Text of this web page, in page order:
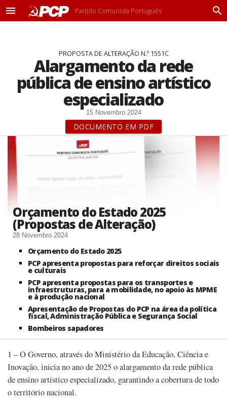
M
Partido Comunista Português
P
PROPOSTA DE ALTERAÇÃO N.º 1551C
Alargamento da rede
pública de ensino artístico
especializado
15 Novembro 2024
DOCUMENTO EM PDF
Orçamento do Estado 2025
(Propostas de Alteração)
28 Novembro 2024
Orçamento do Estado 2025
PCP apresenta propostas para reforçar direitos sociais
e culturais
PCP apresenta propostas para os transportes e
infraestruturas, para a mobilidade, no apoio às MPME
e à produção nacional
Apresentação de Propostas do PCP na área da política
fiscal, Administração Pública e Segurança Social
Bombeiros sapadores
1 – O Governo, através do Ministério da Educação, Ciência e
Inovação, inicia no ano de 2025 o alargamento da rede pública
de ensino artístico especializado, garantindo a cobertura de todo
o território nacional.